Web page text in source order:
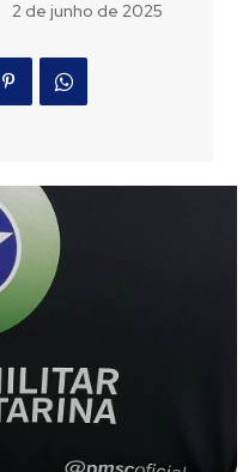
2 de junho de 2025